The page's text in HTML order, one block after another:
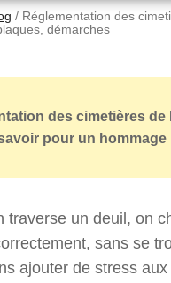
/ Réglementation des
démarches
des cimetières de
pour un hommage
traverse un deuil, on
sans se
ajouter de stress